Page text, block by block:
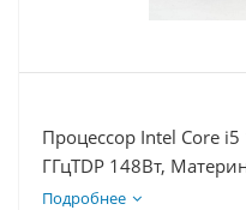
Процессор Intel Core
ГГцTDP 148Вт,
E, Видеокарта RTX
Подробнее